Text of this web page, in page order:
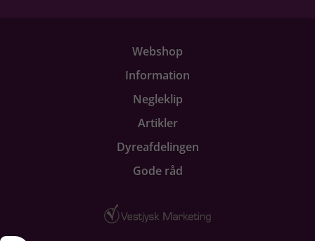
Webshop
Information
Negleklip
Artikler
Dyreafdelingen
Gode råd